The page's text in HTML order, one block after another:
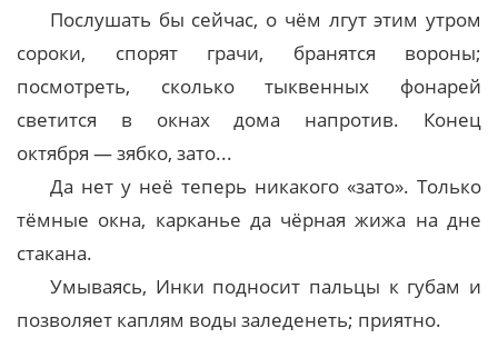
Послушать бы сейчас, о чём лгут этим утром
сороки, спорят грачи, бранятся вороны;
посмотреть, сколько тыквенных фонарей
светится в окнах дома напротив. Конец
октября — зябко, зато...
Да нет у неё теперь никакого «зато». Только
тёмные окна, карканье да чёрная жижа на дне
стакана.
Умываясь, Инки подносит пальцы к губам и
позволяет каплям воды заледенеть; приятно.